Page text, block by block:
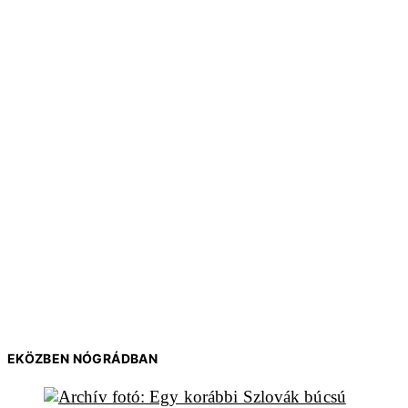
EKÖZBEN NÓGRÁDBAN